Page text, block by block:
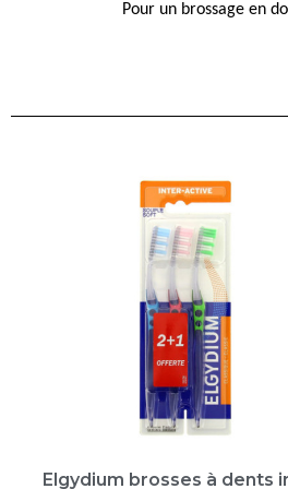
Pour un brossage en
Elgydium brosses à dents